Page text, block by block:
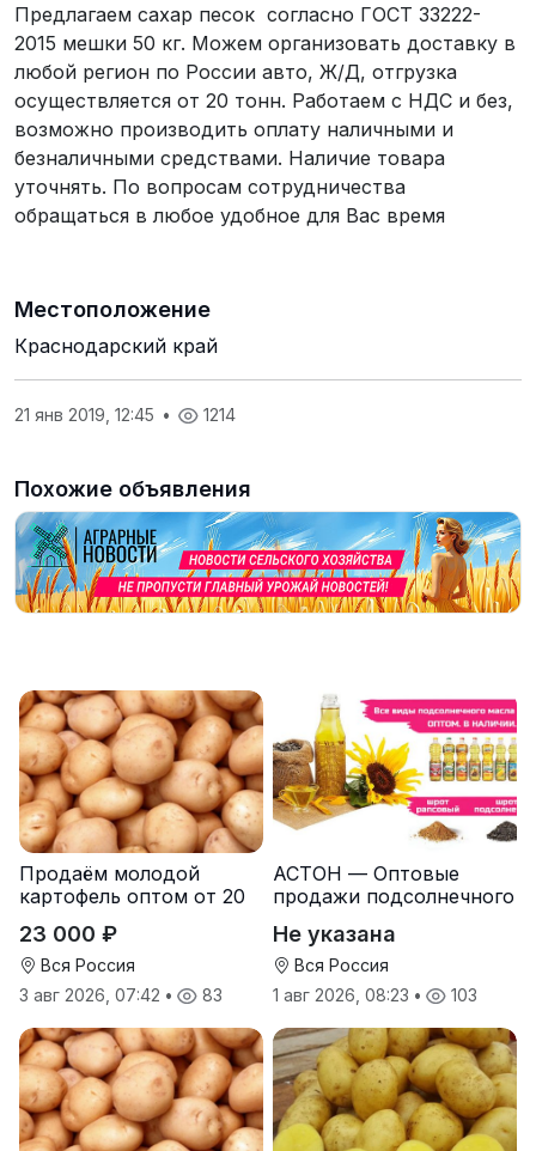
Предлагаем сахар песок согласно ГОСТ 33222-
2015 мешки 50 кг. Можем организовать доставку в
любой регион по России авто, Ж/Д, отгрузка
осуществляется от 20 тонн. Работаем с НДС и без,
возможно производить оплату наличными и
безналичными средствами. Наличие товара
уточнять. По вопросам сотрудничества
обращаться в любое удобное для Вас время
Местоположение
Краснодарский край
21 янв 2019, 12:45 • 1214
Похожие объявления
Продаём молодой
картофель оптом от 20
23 000 ₽
Вся Россия
3 авг 2026, 07:42 • 83
АСТОН — Оптовые
продажи подсолнечного
Экспорт
Не указана
Вся Россия
1 авг 2026, 08:23 • 103